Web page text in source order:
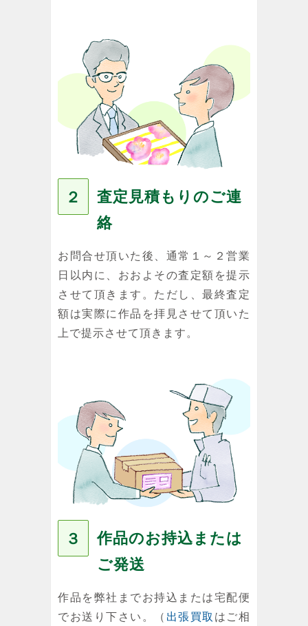
２
査定見積もりのご連
絡
お問合せ頂いた後、通常１～２営業
日以内に、おおよその査定額を提示
させて頂きます。ただし、最終査定
額は実際に作品を拝見させて頂いた
上で提示させて頂きます。
３
作品のお持込または
ご発送
作品を弊社までお持込または宅配便
でお送り下さい。（ 出張買取 はご相